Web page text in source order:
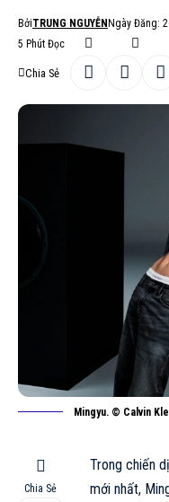
BởiTRUNG NGUYỄN Ngày Đăng:
5 Phút Đọc
Chia Sẻ
Mingyu. © Calvin
Chia Sẻ
Trong chiến
mới nhất,